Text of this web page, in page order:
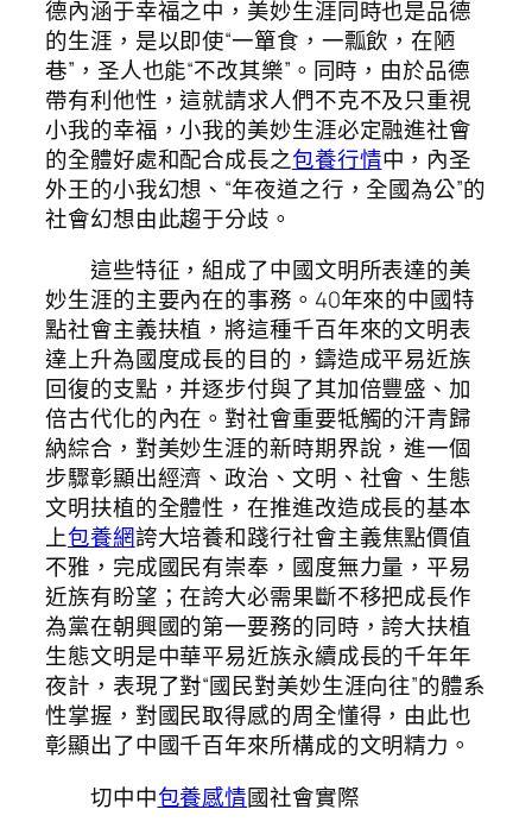
德內涵于幸福之中，美妙生涯同時也是品德
的生涯，是以即使“一簞食，一瓢飲，在陋
巷”，圣人也能“不改其樂”。同時，由於品德
帶有利他性，這就請求人們不克不及只重視
小我的幸福，小我的美妙生涯必定融進社會
的全體好處和配合成長之包養行情中，內圣
外王的小我幻想、“年夜道之行，全國為公”的
社會幻想由此趨于分歧。
這些特征，組成了中國文明所表達的美
妙生涯的主要內在的事務。40年來的中國特
點社會主義扶植，將這種千百年來的文明表
達上升為國度成長的目的，鑄造成平易近族
回復的支點，并逐步付與了其加倍豐盛、加
倍古代化的內在。對社會重要牴觸的汗青歸
納綜合，對美妙生涯的新時期界說，進一個
步驟彰顯出經濟、政治、文明、社會、生態
文明扶植的全體性，在推進改造成長的基本
上包養網誇大培養和踐行社會主義焦點價值
不雅，完成國民有崇奉，國度無力量，平易
近族有盼望；在誇大必需果斷不移把成長作
為黨在朝興國的第一要務的同時，誇大扶植
生態文明是中華平易近族永續成長的千年年
夜計，表現了對“國民對美妙生涯向往”的體系
性掌握，對國民取得感的周全懂得，由此也
彰顯出了中國千百年來所構成的文明精力。
切中中包養感情國社會實際